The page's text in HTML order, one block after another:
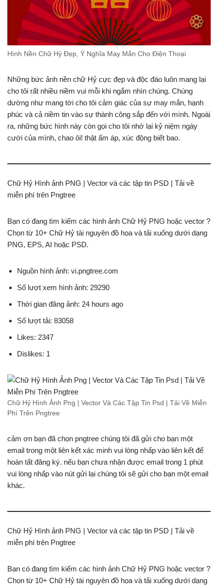
Hình Nền Chữ Hỷ Đẹp, Ý Nghĩa May Mắn Cho Điện Thoại
Những bức ảnh nền chữ Hỷ cực đẹp và độc đáo luôn mang lại
cho tôi rất nhiều niềm vui mỗi khi ngắm nhìn chúng. Chúng
dường như mang tới cho tôi cảm giác của sự may mắn, hạnh
phúc và cả niềm tin vào sự thành công sắp đến với mình. Ngoài
ra, những bức hình này còn gọi cho tôi nhớ lại kỷ niệm ngày
cưới của mình, chao ôi! thật ấm áp, xúc động biết bao.
Chữ Hỷ Hình ảnh PNG | Vector và các tập tin PSD | Tải về
miễn phí trên Pngtree
Bạn có đang tìm kiếm các hình ảnh Chữ Hỷ PNG hoặc vector ?
Chọn từ 10+ Chữ Hỷ tài nguyên đồ họa và tải xuống dưới dạng
PNG, EPS, AI hoặc PSD.
Nguồn hình ảnh: vi.pngtree.com
Số lượt xem hình ảnh: 29290
Thời gian đăng ảnh: 24 hours ago
Số lượt tải: 83058
Likes: 2347
Dislikes: 1
Chữ Hỷ Hình Ảnh Png | Vector Và Các Tập Tin Psd | Tải Về Miễn
Phí Trên Pngtree
cảm ơn bạn đã chọn pngtree chúng tôi đã gửi cho bạn một
email trong một liên kết xác minh vui lòng nhấp vào liên kết để
hoàn tất đăng ký. nếu bạn chưa nhận được email trong 1 phút
vui lòng nhấp vào nút gửi lại chúng tôi sẽ gửi cho bạn một email
khác.
Chữ Hỷ Hình ảnh PNG | Vector và các tập tin PSD | Tải về
miễn phí trên Pngtree
Bạn có đang tìm kiếm các hình ảnh Chữ Hỷ PNG hoặc vector ?
Chọn từ 10+ Chữ Hỷ tài nguyên đồ họa và tải xuống dưới dạng